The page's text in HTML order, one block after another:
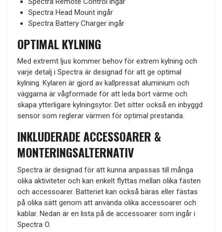
Spectra Head Mount ingår
Spectra Battery Charger ingår
OPTIMAL KYLNING
Med extremt ljus kommer behov för extrem kylning och
varje detalj i Spectra är designad för att ge optimal
kylning. Kylaren är gjord av kallpressat aluminium och
väggarna är vågformade för att leda bort värme och
skapa ytterligare kylningsytor. Det sitter också en inbyggd
sensor som reglerar värmen för optimal prestanda.
INKLUDERADE ACCESSOARER &
MONTERINGSALTERNATIV
Spectra är designad för att kunna anpassas till många
olika aktiviteter och kan enkelt flyttas mellan olika fästen
och accessoarer. Batteriet kan också bäras eller fästas
på olika sätt genom att använda olika accessoarer och
kablar. Nedan är en lista på de accessoarer som ingår i
Spectra O.